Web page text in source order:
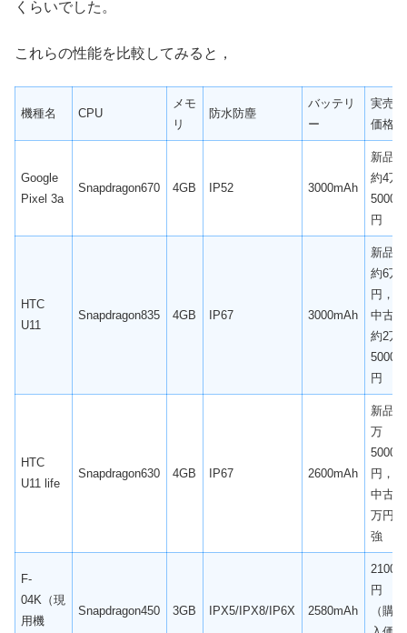
くらいでした。
これらの性能を比較してみると，
機種名 CPU
メモ
リ
防水防塵
バッテリ
ー
実売
価格
Google
Pixel 3a
Snapdragon670 4GB IP52 3000mAh
新品
約4万
5000
円
HTC
U11
Snapdragon835 4GB IP67 3000mAh
新品
約6万
円，
中古
約2万
5000
円
HTC
U11 life
Snapdragon630 4GB IP67 2600mAh
新品3
万
5000
円，
中古2
万円
強
F-
04K（現
用機
Snapdragon450 3GB IPX5/IPX8/IP6X 2580mAh
21000
円
（購